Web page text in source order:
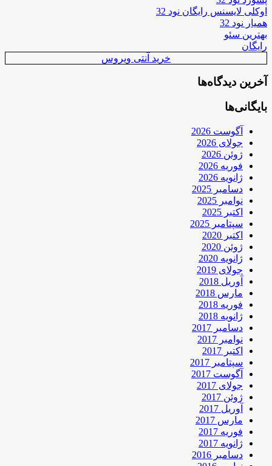
اوکلی لایسنس رایگان نود 32
همیار نود 32
بهترین سئو
رایگان
خرید آنتی ویروس
آخرین دیدگاه‌ها
بایگانی‌ها
آگوست 2026
جولای 2026
ژوئن 2026
فوریه 2026
ژانویه 2026
دسامبر 2025
نوامبر 2025
اکتبر 2025
سپتامبر 2025
اکتبر 2020
ژوئن 2020
ژانویه 2020
جولای 2019
آوریل 2018
مارس 2018
فوریه 2018
ژانویه 2018
دسامبر 2017
نوامبر 2017
اکتبر 2017
سپتامبر 2017
آگوست 2017
جولای 2017
ژوئن 2017
آوریل 2017
مارس 2017
فوریه 2017
ژانویه 2017
دسامبر 2016